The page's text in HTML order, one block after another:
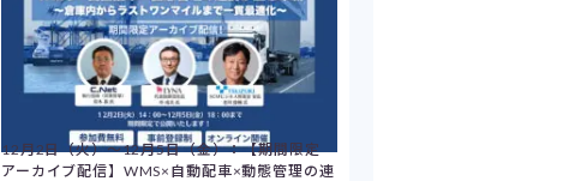
12月2日（火）～12月5日（金）：【期間限定
アーカイブ配信】WMS×自動配車×動態管理の連